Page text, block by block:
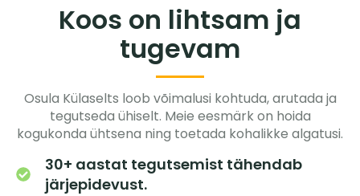
Koos on lihtsam ja
tugevam
Osula Külaselts loob võimalusi kohtuda, arutada ja
tegutseda ühiselt. Meie eesmärk on hoida
kogukonda ühtsena ning toetada kohalikke algatusi.
30+ aastat tegutsemist tähendab
järjepidevust.